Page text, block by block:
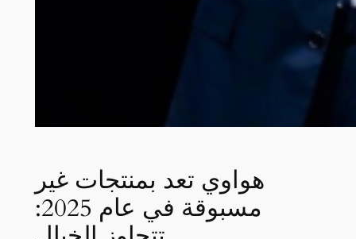
هواوي تعد بمنتجات غير
مسبوقة في عام 2025: